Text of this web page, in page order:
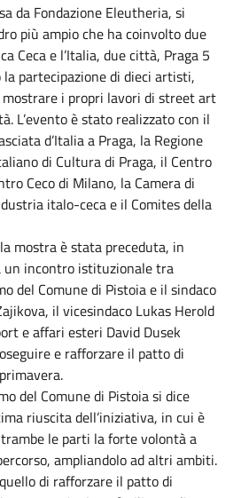
da Fondazione Eleutheria, si
più ampio che ha coinvolto due
Ceca e l’Italia, due città, Praga 5
partecipazione di dieci artisti,
i propri lavori di street art
L’evento è stato realizzato con il
d’Italia a Praga, la Regione
di Cultura di Praga, il Centro
Ceco di Milano, la Camera di
italo-ceca e il Comites della
mostra è stata preceduta, in
incontro istituzionale tra
del Comune di Pistoia e il sindaco
il vicesindaco Lukas Herold
e affari esteri David Dusek
e rafforzare il patto di
del Comune di Pistoia si dice
riuscita dell’iniziativa, in cui è
le parti la forte volontà a
ampliandolo ad altri ambiti.
di rafforzare il patto di